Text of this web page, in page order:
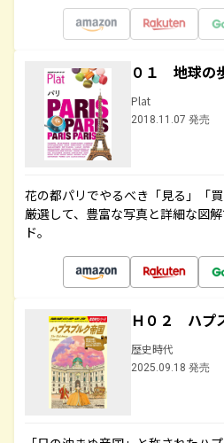
０１ 地球の
Plat
2018.11.07 発売
花の都パリでやるべき「見る」「
厳選して、豊富な写真と詳細な図
ド。
Ｈ０２ ハプ
歴史時代
2025.09.18 発売